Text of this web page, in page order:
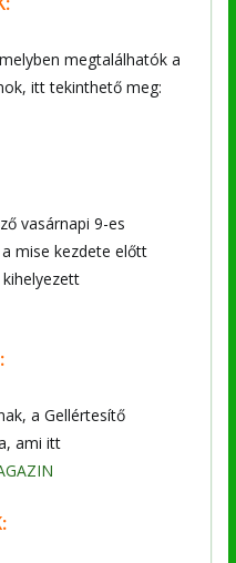
megtalálhatók a
itt tekinthető meg:
vasárnapi 9-es
mise kezdete előtt
a Gellértesítő
ami itt